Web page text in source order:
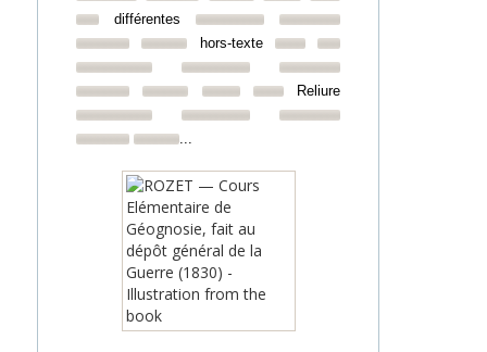
différentes
hors-texte
Reliure
...